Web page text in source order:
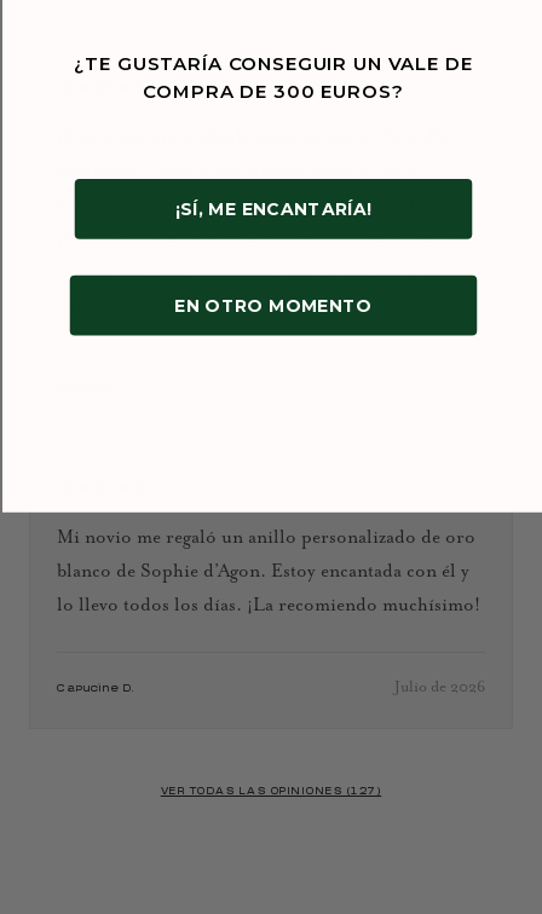
★★★★★
encantada con la calidad, el diseño y el cuidado
puesto en cada detalle. Las joyas son sencillamente
únicas: no existe nada parecido en ningún otro
Mi novio me regaló un anillo personalizado de oro
blanco de Sophie d’Agon. Estoy encantada con él y
lo llevo todos los días. ¡La recomiendo muchísimo!
Capucine D. Julio de 2026
VER TODAS LAS OPINIONES (127)
¿TE GUSTARÍA CONSEGUIR UN VALE DE
COMPRA DE 300 EUROS?
¡SÍ, ME ENCANTARÍA!
EN OTRO MOMENTO